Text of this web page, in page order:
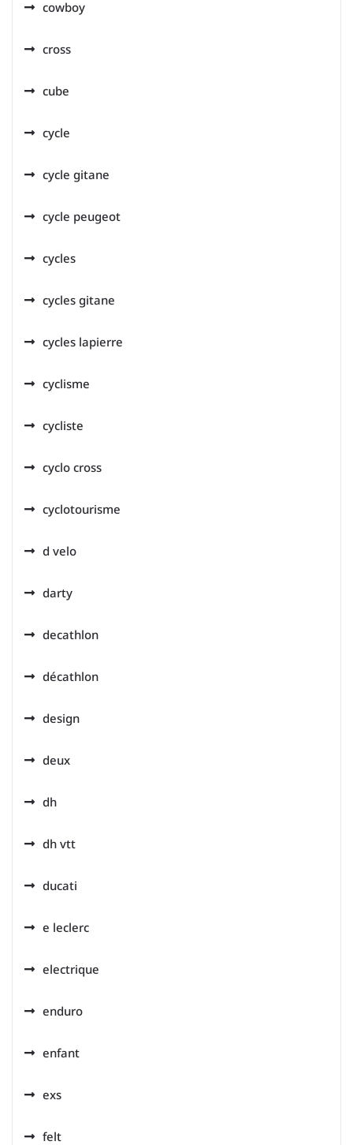
cowboy
cross
cube
cycle
cycle gitane
cycle peugeot
cycles
cycles gitane
cycles lapierre
cyclisme
cycliste
cyclo cross
cyclotourisme
d velo
darty
decathlon
décathlon
design
deux
dh
dh vtt
ducati
e leclerc
electrique
enduro
enfant
exs
felt